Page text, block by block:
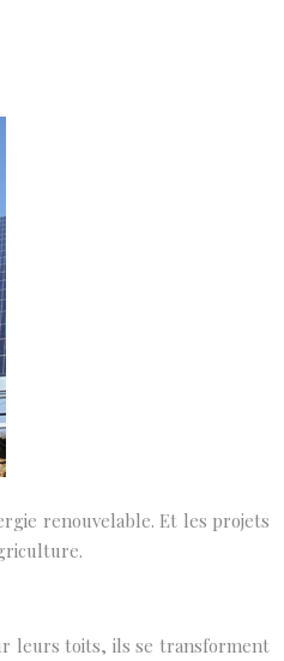
renouvelable. Et les projets
leurs toits, ils se transforment